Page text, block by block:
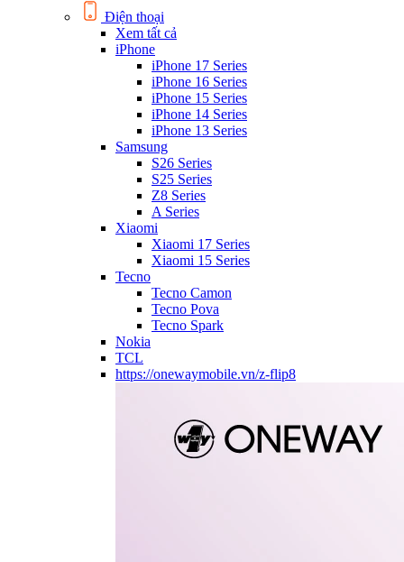
Điện thoại
Xem tất cả
iPhone
iPhone 17 Series
iPhone 16 Series
iPhone 15 Series
iPhone 14 Series
iPhone 13 Series
Samsung
S26 Series
S25 Series
Z8 Series
A Series
Xiaomi
Xiaomi 17 Series
Xiaomi 15 Series
Tecno
Tecno Camon
Tecno Pova
Tecno Spark
Nokia
TCL
https://onewaymobile.vn/z-flip8